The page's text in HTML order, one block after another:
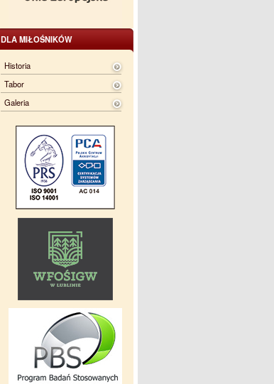
DLA MIŁOŚNIKÓW
Historia
Tabor
Galeria